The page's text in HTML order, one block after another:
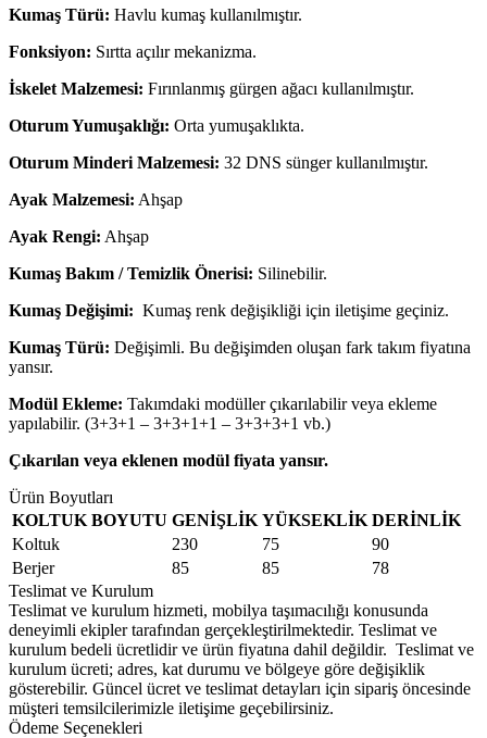
Kumaş Türü: Havlu kumaş kullanılmıştır.
Fonksiyon: Sırtta açılır mekanizma.
İskelet Malzemesi: Fırınlanmış gürgen ağacı kullanılmıştır.
Oturum Yumuşaklığı: Orta yumuşaklıkta.
Oturum Minderi Malzemesi: 32 DNS sünger kullanılmıştır.
Ayak Malzemesi: Ahşap
Ayak Rengi: Ahşap
Kumaş Bakım / Temizlik Önerisi: Silinebilir.
Kumaş Değişimi: Kumaş renk değişikliği için iletişime geçiniz.
Kumaş Türü: Değişimli. Bu değişimden oluşan fark takım fiyatına
yansır.
Modül Ekleme: Takımdaki modüller çıkarılabilir veya ekleme
yapılabilir. (3+3+1 – 3+3+1+1 – 3+3+3+1 vb.)
Çıkarılan veya eklenen modül fiyata yansır.
Ürün Boyutları
KOLTUK BOYUTU GENİŞLİK YÜKSEKLİK DERİNLİK
Koltuk
230 75
90
Berjer
85 85
78
Teslimat ve Kurulum
Teslimat ve kurulum hizmeti, mobilya taşımacılığı konusunda
deneyimli ekipler tarafından gerçekleştirilmektedir. Teslimat ve
kurulum bedeli ücretlidir ve ürün fiyatına dahil değildir. ‎ Teslimat ve
kurulum ücreti; adres, kat durumu ve bölgeye göre değişiklik
gösterebilir. Güncel ücret ve teslimat detayları için sipariş öncesinde
müşteri temsilcilerimizle iletişime geçebilirsiniz.
Ödeme Seçenekleri